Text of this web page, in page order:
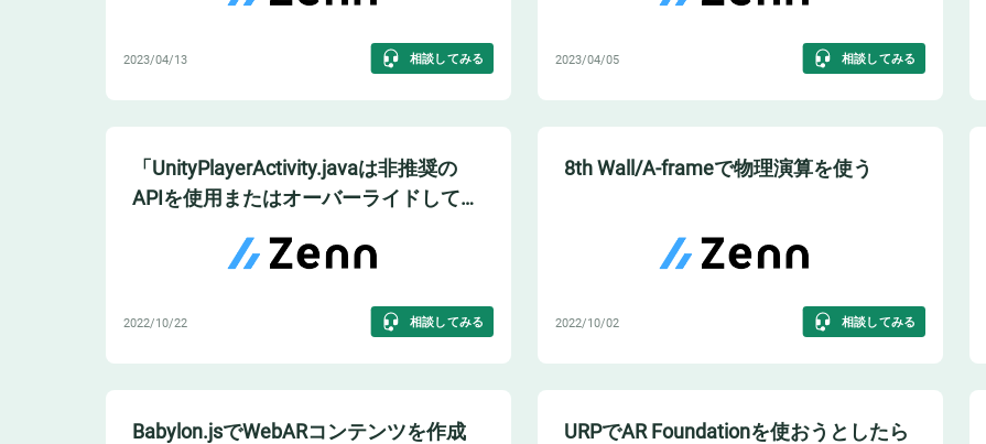
2023/04/13 相談してみる 2023/04/05 相談してみる
「UnityPlayerActivity.javaは非推奨の
APIを使用またはオーバーライドしてい
2022/10/22 相談してみる
8th Wall/A-frameで物理演算を使う
2022/10/02 相談してみる
Babylon.jsでWebARコンテンツを作成
URPでAR Foundationを使おうとしたら